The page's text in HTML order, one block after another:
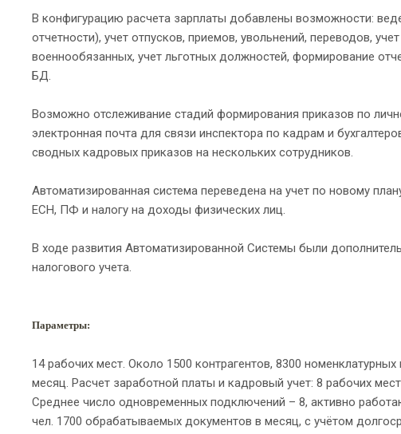
В конфигурацию расчета зарплаты добавлены возможности:
отчетности), учет отпусков, приемов, увольнений, переводов,
военнообязанных, учет льготных должностей, формирование
БД.
Возможно отслеживание стадий формирования приказов по
электронная почта для связи инспектора по кадрам и
сводных кадровых приказов на нескольких сотрудников.
Автоматизированная система переведена на учет по новому
ЕСН, ПФ и налогу на доходы физических лиц.
В ходе развития Автоматизированной Системы были
налогового учета.
Параметры:
14 рабочих мест. Около 1500 контрагентов, 8300
месяц. Расчет заработной платы и кадровый учет: 8 рабочих
Среднее число одновременных подключений – 8, активно
чел. 1700 обрабатываемых документов в месяц, с учётом